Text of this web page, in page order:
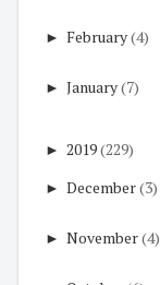
► February(4)
► January(7)
► 2019(229)
► December(3)
► November(4)